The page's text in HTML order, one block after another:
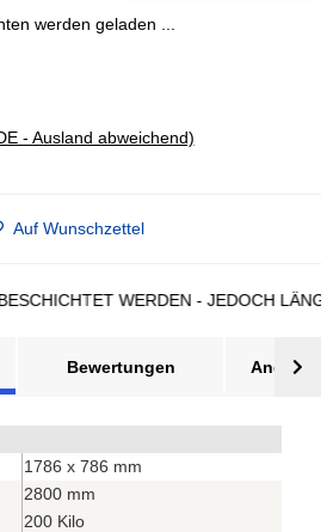
werden geladen ...
- Ausland abweichend)
Auf Wunschzettel
WERDEN - JEDOCH LÄNGERE
Bewertungen Angebot
1786 x 786 mm
2800 mm
200 Kilo